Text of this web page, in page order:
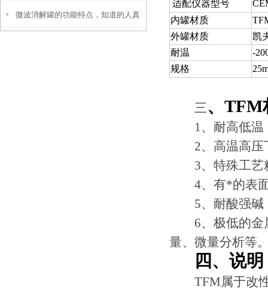
微波消解罐的功能特点，知道的人真
适配仪器型号
内罐材质
外罐材质
凯
耐温
-
规格
三、TFM
1、耐高低温
2、高温高压下
3、特殊工艺
4、有*的表面
5、耐酸强碱
6、极低的金属
量、微量分析等
四、说明
TFM属于改性